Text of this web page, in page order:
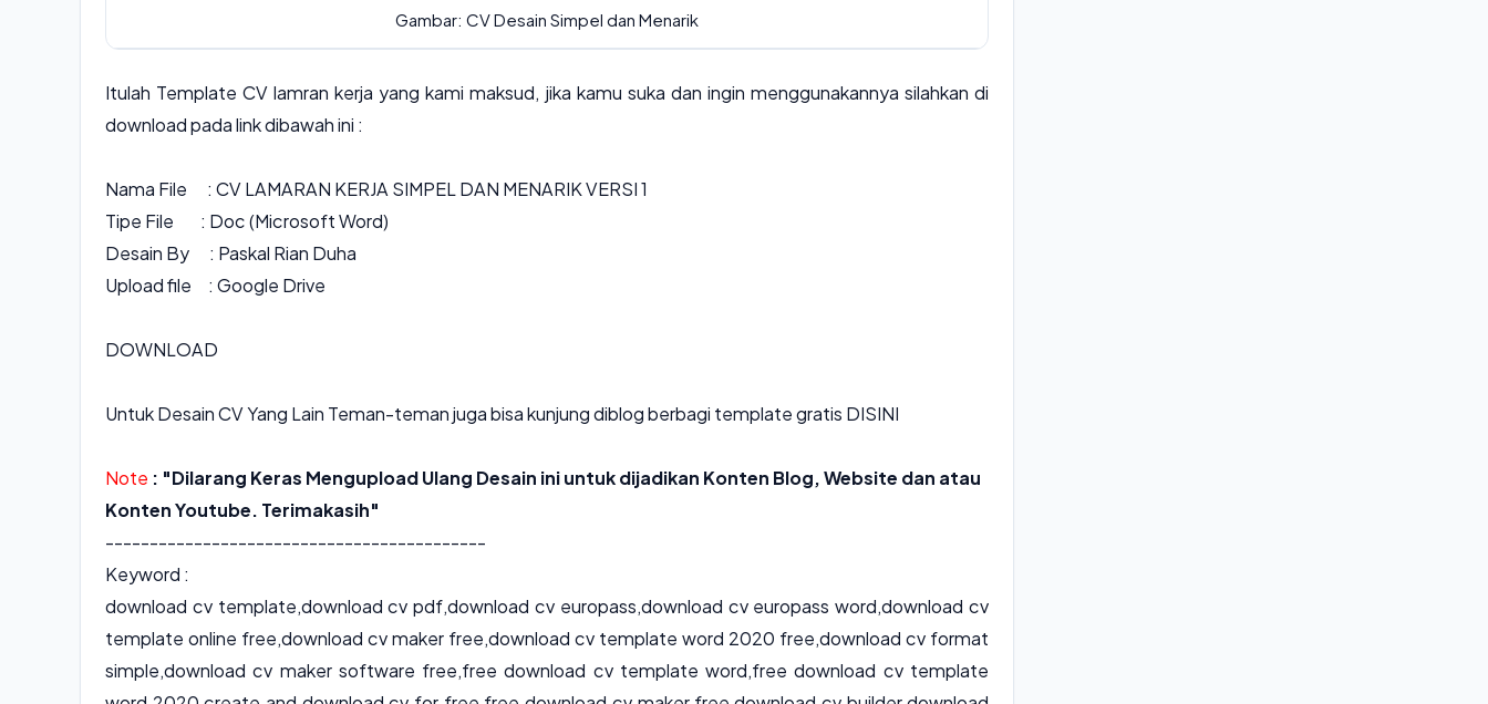
Gambar: CV Desain Simpel dan Menarik
Itulah Template CV lamran kerja yang kami maksud, jika kamu suka dan ingin menggunakannya silahkan di
download pada link dibawah ini :
Nama File : CV LAMARAN KERJA SIMPEL DAN MENARIK VERSI 1
Tipe File : Doc (Microsoft Word)
Desain By : Paskal Rian Duha
Upload file : Google Drive
DOWNLOAD
Untuk Desain CV Yang Lain Teman-teman juga bisa kunjung diblog berbagi template gratis DISINI
Note : "Dilarang Keras Mengupload Ulang Desain ini untuk dijadikan Konten Blog, Website dan atau
Konten Youtube. Terimakasih"
-------------------------------------------
Keyword :
download cv template,download cv pdf,download cv europass,download cv europass word,download cv
template online free,download cv maker free,download cv template word 2020 free,download cv format
simple,download cv maker software free,free download cv template word,free download cv template